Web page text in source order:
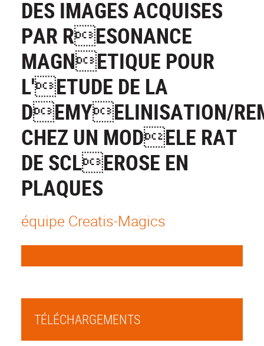
DES IMAGES ACQUISES
PAR RESONANCE
MAGNETIQUE POUR
L'ETUDE DE LA
DEMYELINISATION/
CHEZ UN MODELE RAT
DE SCLEROSE EN
PLAQUES
équipe Creatis-Magics
TÉLÉCHARGEMENTS